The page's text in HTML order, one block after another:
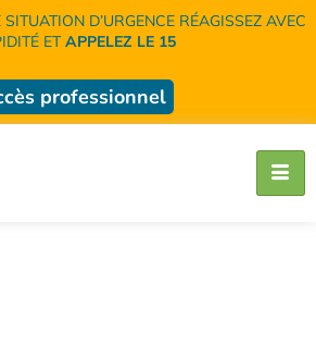
D’URGENCE RÉAGISSEZ AVEC
ETAPPELEZ LE 15
professionnel